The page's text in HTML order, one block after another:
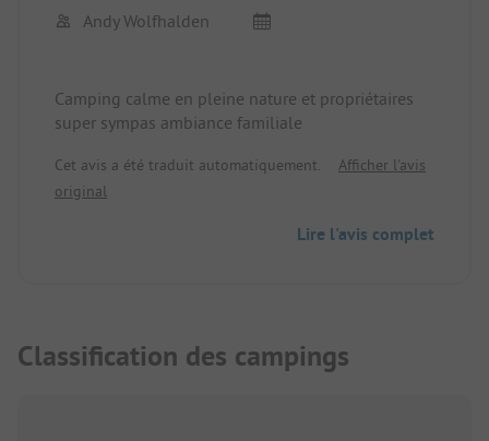
Andy Wolfhalden
Camping calme en pleine nature et propriétaires
super sympas ambiance familiale
Cet avis a été traduit automatiquement.
Afficher l'avis
original
Lire l'avis complet
Classification des campings